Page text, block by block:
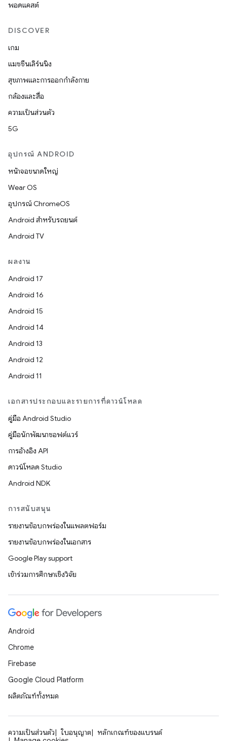
พอดแคสต์
DISCOVER
เกม
แมชชีนเลิร์นนิง
สุขภาพและการออกกำลังกาย
กล้องและสื่อ
ความเป็นส่วนตัว
5G
อุปกรณ์ ANDROID
หน้าจอขนาดใหญ่
Wear OS
อุปกรณ์ ChromeOS
Android สำหรับรถยนต์
Android TV
ผลงาน
Android 17
Android 16
Android 15
Android 14
Android 13
Android 12
Android 11
เอกสารประกอบและรายการที่ดาวน์โหลด
คู่มือ Android Studio
คู่มือนักพัฒนาซอฟต์แวร์
การอ้างอิง API
ดาวน์โหลด Studio
Android NDK
การสนับสนุน
รายงานข้อบกพร่องในแพลตฟอร์ม
รายงานข้อบกพร่องในเอกสาร
Google Play support
เข้าร่วมการศึกษาเชิงวิจัย
Android
Chrome
Firebase
Google Cloud Platform
ผลิตภัณฑ์ทั้งหมด
ความเป็นส่วนตัว ใบอนุญาต
หลักเกณฑ์ของแบรนด์